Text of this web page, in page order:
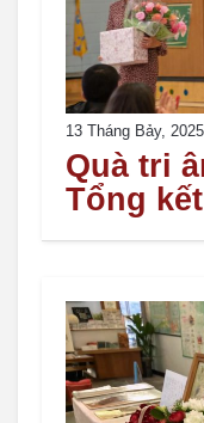
13 Tháng Bảy, 2025
Quà tri
Tổng